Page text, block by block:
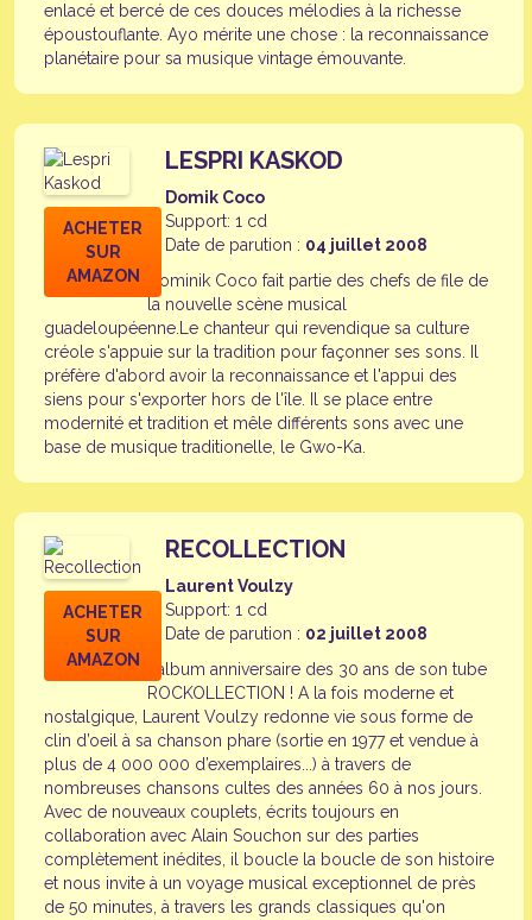
enlacé et bercé de ces douces mélodies à la richesse
époustouflante. Ayo mérite une chose : la reconnaissance
planétaire pour sa musique vintage émouvante.
ACHETER
SUR
AMAZON
LESPRI KASKOD
Domik Coco
Support: 1 cd
Date de parution : 04 juillet 2008
Dominik Coco fait partie des chefs de file de
la nouvelle scène musical
guadeloupéenne.Le chanteur qui revendique sa culture
créole s'appuie sur la tradition pour façonner ses sons. Il
préfère d'abord avoir la reconnaissance et l'appui des
siens pour s'exporter hors de l'île. Il se place entre
modernité et tradition et mêle différents sons avec une
base de musique traditionelle, le Gwo-Ka.
ACHETER
SUR
AMAZON
RECOLLECTION
Laurent Voulzy
Support: 1 cd
Date de parution : 02 juillet 2008
L’album anniversaire des 30 ans de son tube
ROCKOLLECTION ! A la fois moderne et
nostalgique, Laurent Voulzy redonne vie sous forme de
clin d’oeil à sa chanson phare (sortie en 1977 et vendue à
plus de 4 000 000 d’exemplaires...) à travers de
nombreuses chansons cultes des années 60 à nos jours.
Avec de nouveaux couplets, écrits toujours en
collaboration avec Alain Souchon sur des parties
complètement inédites, il boucle la boucle de son histoire
et nous invite à un voyage musical exceptionnel de près
de 50 minutes, à travers les grands classiques qu'on